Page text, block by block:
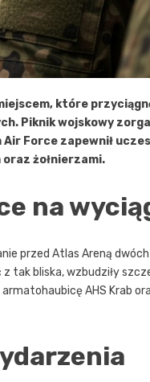
które
Piknik wojskowy
Force zapewnił
żołnierzami.
na
przed Atlas Areną
tak bliska, wzbudziły
AHS Krab